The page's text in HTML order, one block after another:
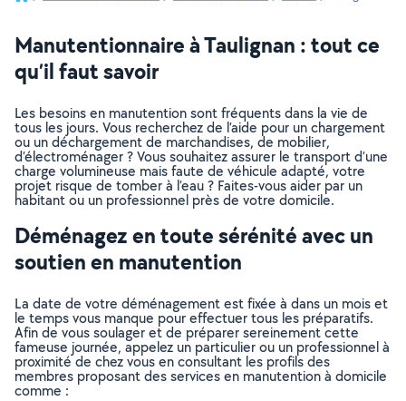
Manutentionnaire à Taulignan : tout ce
qu’il faut savoir
Les besoins en manutention sont fréquents dans la vie de
tous les jours. Vous recherchez de l’aide pour un chargement
ou un déchargement de marchandises, de mobilier,
d’électroménager ? Vous souhaitez assurer le transport d’une
charge volumineuse mais faute de véhicule adapté, votre
projet risque de tomber à l’eau ? Faites-vous aider par un
habitant ou un professionnel près de votre domicile.
Déménagez en toute sérénité avec un
soutien en manutention
La date de votre déménagement est fixée à dans un mois et
le temps vous manque pour effectuer tous les préparatifs.
Afin de vous soulager et de préparer sereinement cette
fameuse journée, appelez un particulier ou un professionnel à
proximité de chez vous en consultant les profils des
membres proposant des services en manutention à domicile
comme :